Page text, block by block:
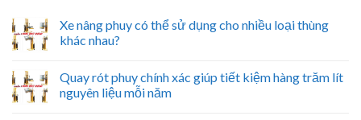
Xe nâng phuy có thể sử dụng cho nhiều loại thùng
khác nhau?
Quay rót phuy chính xác giúp tiết kiệm hàng trăm lít
nguyên liệu mỗi năm